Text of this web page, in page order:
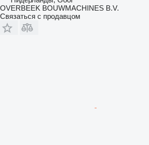
OVERBEEK BOUWMACHINES B.V.
Связаться с продавцом